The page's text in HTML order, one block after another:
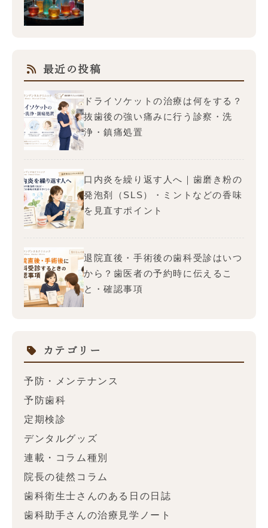
最近の投稿
ドライソケットの治療は何をする？
抜歯後の強い痛みに行う診察・洗
浄・鎮痛処置
口内炎を繰り返す人へ｜歯磨き粉の
発泡剤（SLS）・ミントなどの香味
を見直すポイント
退院直後・手術後の歯科受診はいつ
から？歯医者の予約時に伝えるこ
と・確認事項
カテゴリー
予防・メンテナンス
予防歯科
定期検診
デンタルグッズ
連載・コラム種別
院長の徒然コラム
歯科衛生士さんのある日の日誌
歯科助手さんの治療見学ノート